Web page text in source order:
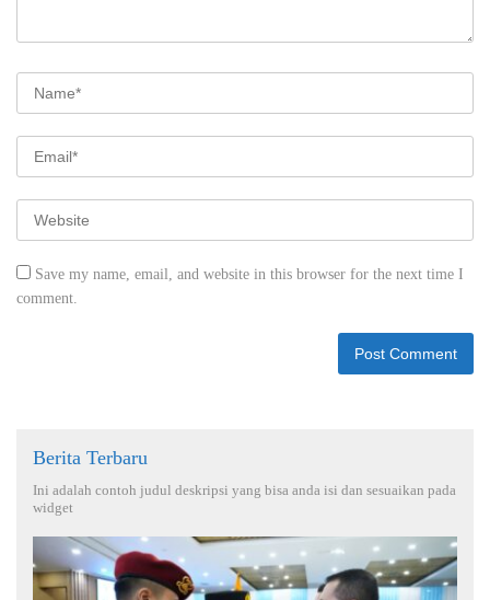
Save my name, email, and website in this browser for the next time I
comment.
Berita Terbaru
Ini adalah contoh judul deskripsi yang bisa anda isi dan sesuaikan pada
widget